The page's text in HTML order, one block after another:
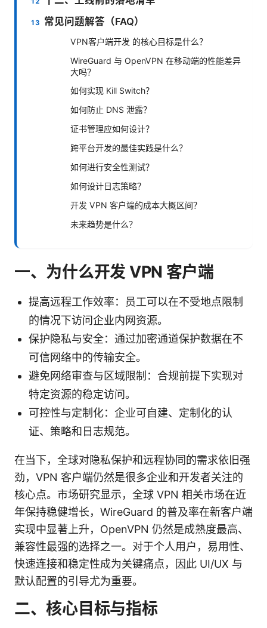
常见问题解答（FAQ）
VPN客户端开发 的核心目标是什么？
WireGuard 与 OpenVPN 在移动端的性能差异
大吗？
如何实现 Kill Switch？
如何防止 DNS 泄露？
证书管理应如何设计？
跨平台开发的最佳实践是什么？
如何进行安全性测试？
如何设计日志策略？
开发 VPN 客户端的成本大概区间？
未来趋势是什么？
一、为什么开发 VPN 客户端
提高远程工作效率：员工可以在不受地点限制
的情况下访问企业内网资源。
保护隐私与安全：通过加密通道保护数据在不
可信网络中的传输安全。
避免网络审查与区域限制：合规前提下实现对
特定资源的稳定访问。
可控性与定制化：企业可自建、定制化的认
证、策略和日志规范。
在当下，全球对隐私保护和远程协同的需求依旧强
劲，VPN 客户端仍然是很多企业和开发者关注的
核心点。市场研究显示，全球 VPN 相关市场在近
年保持稳健增长，WireGuard 的普及率在新客户端
实现中显著上升，OpenVPN 仍然是成熟度最高、
兼容性最强的选择之一。对于个人用户，易用性、
快速连接和稳定性成为关键痛点，因此 UI/UX 与
默认配置的引导尤为重要。
二、核心目标与指标